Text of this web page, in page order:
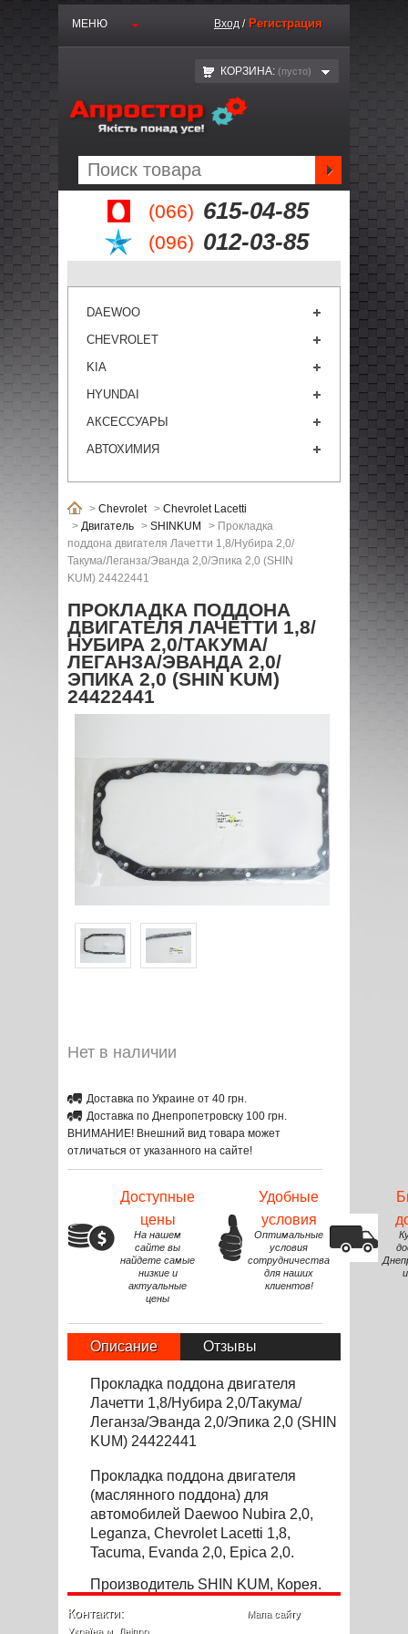
(066) 615-04-85
(096) 012-03-85
МЕНЮ Вход / Регистрация
КОРЗИНА: (пустo)
DAEWOO
CHEVROLET
KIA
HYUNDAI
АКСЕССУАРЫ
АВТОХИМИЯ
> Chevrolet > Chevrolet Lacetti
> Двигатель > SHINKUM > Прокладка
поддона двигателя Лачетти 1,8/Нубира 2,0/
Такума/Леганза/Эванда 2,0/Эпика 2,0 (SHIN
KUM) 24422441
ПРОКЛАДКА ПОДДОНА
ДВИГАТЕЛЯ ЛАЧЕТТИ 1,8/
НУБИРА 2,0/ТАКУМА/
ЛЕГАНЗА/ЭВАНДА 2,0/
ЭПИКА 2,0 (SHIN KUM)
24422441
Нет в наличии
Доставка по Украине от 40 грн.
Доставка по Днепропетровску 100 грн.
ВНИМАНИЕ! Внешний вид товара может
отличаться от указанного на сайте!
Доступные
цены
На нашем
сайте вы
найдете самые
низкие и
актуальные
цены
Удобные
условия
Оптимальные
условия
сотрудничества
для наших
клиентов!
Описание Отзывы
Прокладка поддона двигателя
Лачетти 1,8/Нубира 2,0/Такума/
Леганза/Эванда 2,0/Эпика 2,0 (SHIN
KUM) 24422441
Прокладка поддона двигателя
(маслянного поддона) для
автомобилей Daewoo Nubira 2,0,
Leganza, Chevrolet Lacetti 1,8,
Tacuma, Evanda 2,0, Epica 2,0.
Производитель SHIN KUM, Корея.
Контакти:
Україна м. Дніпро
Мапа сайту